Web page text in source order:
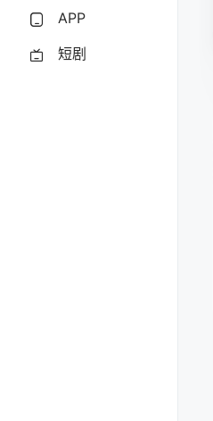
APP
短剧